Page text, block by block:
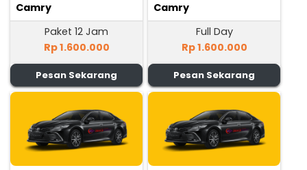
Camry
Paket 12 Jam
Rp 1.600.000
Pesan Sekarang
Camry
Full Day
Rp 1.600.000
Pesan Sekarang